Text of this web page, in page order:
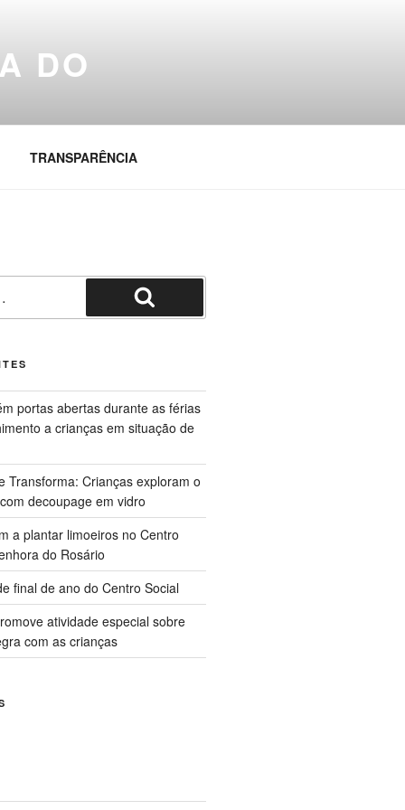
DO
TRANSPARÊNCIA
Pesquisar
portas abertas durante as férias
a crianças em situação de
Transforma: Crianças exploram o
decoupage em vidro
a plantar limoeiros no Centro
do Rosário
final de ano do Centro Social
atividade especial sobre
com as crianças